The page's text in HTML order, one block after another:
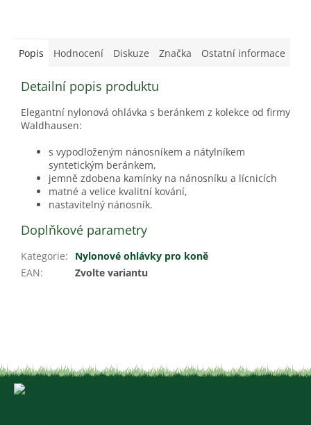
Popis Hodnocení Diskuze Značka Ostatní informace
Detailní popis produktu
Elegantní nylonová ohlávka s beránkem z kolekce od firmy
Waldhausen:
s vypodloženým nánosníkem a nátylníkem
syntetickým beránkem,
jemně zdobena kamínky na nánosníku a lícnicích
matné a velice kvalitní kování,
nastavitelný nánosník.
Doplňkové parametry
Kategorie:
Nylonové ohlávky pro koně
EAN: Zvolte variantu